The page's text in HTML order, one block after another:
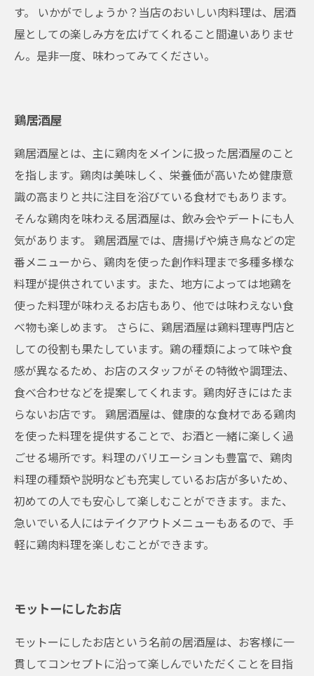
す。 いかがでしょうか？当店のおいしい肉料理は、居酒
屋としての楽しみ方を広げてくれること間違いありませ
ん。是非一度、味わってみてください。
鶏居酒屋
鶏居酒屋とは、主に鶏肉をメインに扱った居酒屋のこと
を指します。鶏肉は美味しく、栄養価が高いため健康意
識の高まりと共に注目を浴びている食材でもあります。
そんな鶏肉を味わえる居酒屋は、飲み会やデートにも人
気があります。 鶏居酒屋では、唐揚げや焼き鳥などの定
番メニューから、鶏肉を使った創作料理まで多種多様な
料理が提供されています。また、地方によっては地鶏を
使った料理が味わえるお店もあり、他では味わえない食
べ物も楽しめます。 さらに、鶏居酒屋は鶏料理専門店と
しての役割も果たしています。鶏の種類によって味や食
感が異なるため、お店のスタッフがその特徴や調理法、
食べ合わせなどを提案してくれます。鶏肉好きにはたま
らないお店です。 鶏居酒屋は、健康的な食材である鶏肉
を使った料理を提供することで、お酒と一緒に楽しく過
ごせる場所です。料理のバリエーションも豊富で、鶏肉
料理の種類や説明なども充実しているお店が多いため、
初めての人でも安心して楽しむことができます。また、
急いでいる人にはテイクアウトメニューもあるので、手
軽に鶏肉料理を楽しむことができます。
モットーにしたお店
モットーにしたお店という名前の居酒屋は、お客様に一
貫してコンセプトに沿って楽しんでいただくことを目指